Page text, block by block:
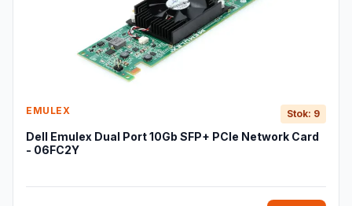
EMULEX Stok: 9
Dell Emulex Dual Port 10Gb SFP+ PCIe Network Card
- 06FC2Y